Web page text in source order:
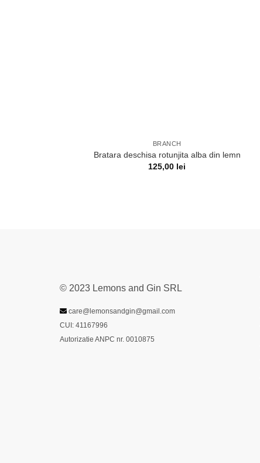
BRANCH
Bratara deschisa rotunjita alba din lemn
125,00 lei
© 2023 Lemons and Gin SRL
care@lemonsandgin@gmail.com
CUI: 41167996
Autorizatie ANPC nr. 0010875